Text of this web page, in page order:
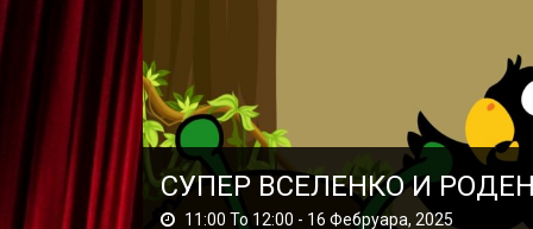
СУПЕР ВСЕЛЕНКО И
11:00 To 12:00 - 16 Фебруара, 2025